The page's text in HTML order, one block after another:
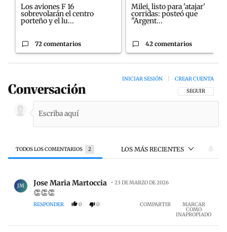
Los aviones F 16
sobrevolarán el centro
porteño y el lu...
72 comentarios
Milei, listo para 'atajar'
corridas: posteó que
"Argent...
42 comentarios
Conversación SIGA ESTA
SEGUIR
INICIAR SESIÓN CREAR CUENTA
TODOS LOS COMENTARIOS 2 LOS MÁS RECIENTES
Todos los comentarios
JM Jose Maria Martoccia 23 DE MARZO DE 2026
👏👏👏
RESPONDER 0 0 COMPARTIR MARCAR
COMO
INAPROPIADO